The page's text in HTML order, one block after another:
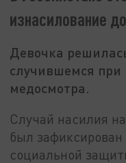
изнасилование
Девочка
случившемся при
медосмотра.
Случай насилия
был
социальной